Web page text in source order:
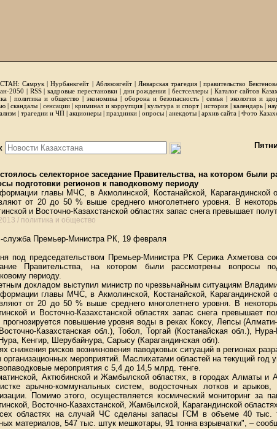
Самрук |Нурбанкгейт | Аблязовгейт| Январская трагедия |правительство
2050 | RSS|кадровые перестановки| дни рождения | бестселлеры| Каталог сайтов
| политика и общество | экономика | оборона и безопасность | семья | экология и
|скандалы | сенсации|криминал и коррупция|культура и спорт|история | календарь|
| трагедии и ЧП | акционеры | праздники | опросы | анекдоты | архив сайта | Фото
селекторное заседание Правительства, на котором были
подготовки регионов к паводковому периоду
главы МЧС, в Акмолинской, Костанайской, Карагандинской
от 20 до 50 % выше среднего многолетнего уровня. В
и Восточно-Казахстанской областях запас снега превышает
/ политика и общество
служба Премьер-Министра РК, 19 февраля
под председательством Премьер-Министра РК Серика Ахметова
Правительства, на котором были рассмотрены вопросы
периоду.
докладом выступил министр по чрезвычайным ситуациям
главы МЧС, в Акмолинской, Костанайской, Карагандинской
от 20 до 50 % выше среднего многолетнего уровня. В
и Восточно-Казахстанской областях запас снега превышает
прогнозируется повышение уровня воды в реках Коксу, Лепсы
Казахстанская обл.), Тобол, Торгай (Костанайская обл.),
Кенгир, Шерубайнура, Сарысу (Карагандинская обл).
снижения рисков возникновения паводковых ситуаций в регионах
организационных мероприятий. Маслихатами областей на текущий год
мероприятия с 5,4 до 14,5 млрд. тенге.
Актюбинской и Жамбылской областях, в городах Алматы и
арычно-коммунальных систем, водосточных лотков и арыков,
Помимо этого, осуществляется космический мониторинг за
Восточно-Казахстанской, Жамбылской, Карагандинской
областях на случай ЧС сделаны запасы ГСМ в объеме 40 тыс.
материалов, 547 тыс. штук мешкотары, 91 тонна взрывчатки", –